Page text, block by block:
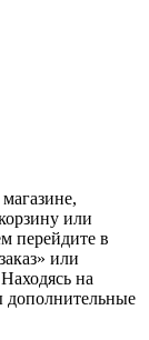
или
перейдите в
или
на
дополнительные